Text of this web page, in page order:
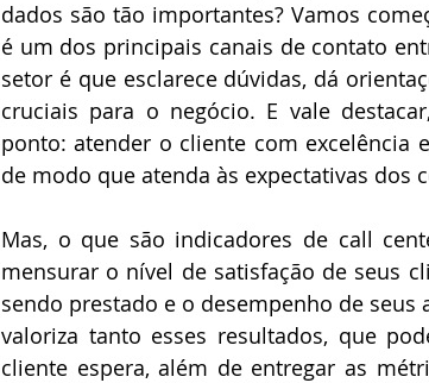
dados são tão importantes? Vamos
é um dos principais canais de contato
setor é que esclarece dúvidas, dá
cruciais para o negócio. E vale
ponto: atender o cliente com
de modo que atenda às expectativas dos
Mas, o que são indicadores de call
mensurar o nível de satisfação de seus
sendo prestado e o desempenho de
valoriza tanto esses resultados, que
cliente espera, além de entregar as